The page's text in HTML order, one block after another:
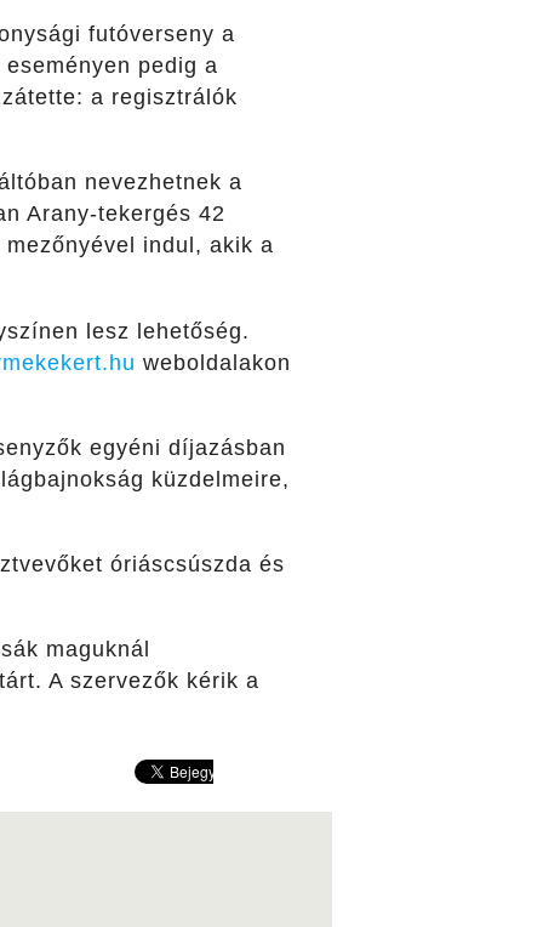
futóverseny a
pedig a
a regisztrálók
nevezhetnek a
Arany-tekergés 42
indul, akik a
lesz lehetőség.
weboldalakon
egyéni díjazásban
küzdelmeire,
óriáscsúszda és
maguknál
A szervezők kérik a